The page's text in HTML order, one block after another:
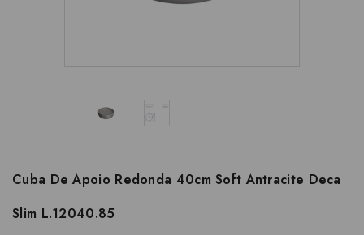
Cuba De Apoio Redonda 40cm Soft Antracite Deca
Slim L.12040.85